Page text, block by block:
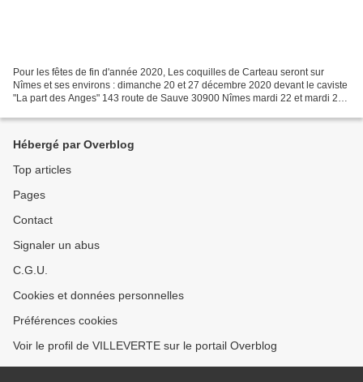
Pour les fêtes de fin d'année 2020, Les coquilles de Carteau seront sur
Nîmes et ses environs : dimanche 20 et 27 décembre 2020 devant le caviste
"La part des Anges" 143 route de Sauve 30900 Nîmes mardi 22 et mardi 29
Hébergé par Overblog
Top articles
Pages
Contact
Signaler un abus
C.G.U.
Cookies et données personnelles
Préférences cookies
Voir le profil de VILLEVERTE sur le portail Overblog